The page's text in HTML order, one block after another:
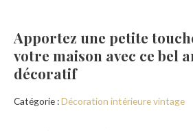
Apportez une petite
votre maison avec ce bel
décoratif
Catégorie :Décoration intérieure vintage